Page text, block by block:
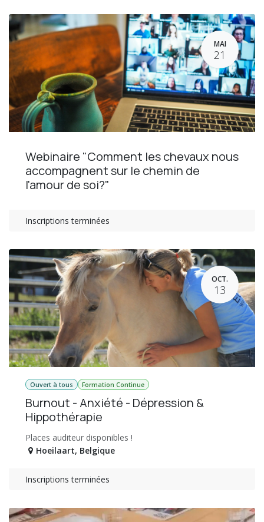
MAI
21
Webinaire "Comment les chevaux nous
accompagnent sur le chemin de
l'amour de soi?"
Inscriptions terminées
OCT.
13
Ouvert à tous Formation Continue
Burnout - Anxiété - Dépression &
Hippothérapie
Places auditeur disponibles !
Hoeilaart, Belgique
Inscriptions terminées